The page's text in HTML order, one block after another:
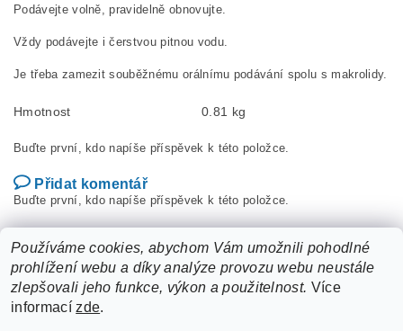
Podávejte volně, pravidelně obnovujte.
Vždy podávejte i čerstvou pitnou vodu.
Je třeba zamezit souběžnému orálnímu podávání spolu s makrolidy.
Hmotnost 0.81 kg
Buďte první, kdo napíše příspěvek k této položce.
Přidat komentář
Buďte první, kdo napíše příspěvek k této položce.
Používáme cookies, abychom Vám umožnili pohodlné
prohlížení webu a díky analýze provozu webu neustále
zlepšovali jeho funkce, výkon a použitelnost. Více
informacízde.